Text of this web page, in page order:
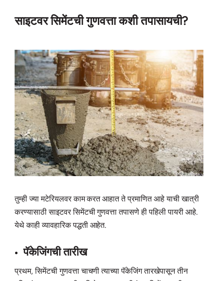
साइटवर सिमेंटची गुणवत्ता कशी तपासायची?
तुम्ही ज्या मटेरियलवर काम करत आहात ते प्रमाणित आहे याची खात्री
करण्यासाठी साइटवर सिमेंटची गुणवत्ता तपासणे ही पहिली पायरी आहे.
येथे काही व्यावहारिक पद्धती आहेत.
पॅकेजिंगची तारीख
प्रथम, सिमेंटची गुणवत्ता चाचणी त्याच्या पॅकेजिंग तारखेपासून तीन